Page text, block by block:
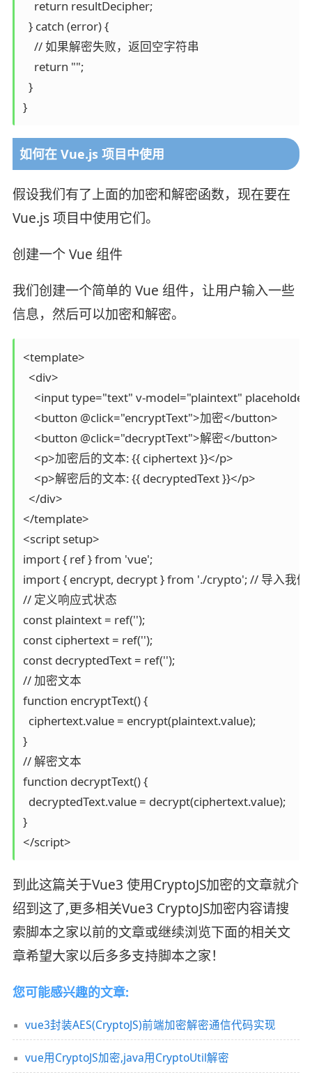
    return resultDecipher;
  } catch (error) {
    // 如果解密失败，返回空字符串
    return "";
  }
}
如何在 Vue.js 项目中使用
假设我们有了上面的加密和解密函数，现在要在
Vue.js 项目中使用它们。
创建一个 Vue 组件
我们创建一个简单的 Vue 组件，让用户输入一些
信息，然后可以加密和解密。
<template>
  <div>
<input type="text" v-model="plaintext"
    <button @click="encryptText">加密</button>
    <button @click="decryptText">解密</button>
    <p>加密后的文本: {{ ciphertext }}</p>
    <p>解密后的文本: {{ decryptedText }}</p>
  </div>
</template>
<script setup>
import { ref } from 'vue';
import { encrypt, decrypt } from './crypto'; // 导入我们
// 定义响应式状态
const plaintext = ref('');
const ciphertext = ref('');
const decryptedText = ref('');
// 加密文本
function encryptText() {
  ciphertext.value = encrypt(plaintext.value);
}
// 解密文本
function decryptText() {
  decryptedText.value = decrypt(ciphertext.value);
}
</script>
到此这篇关于Vue3 使用CryptoJS加密的文章就介
绍到这了,更多相关Vue3 CryptoJS加密内容请搜
索脚本之家以前的文章或继续浏览下面的相关文
章希望大家以后多多支持脚本之家！
您可能感兴趣的文章:
vue3封装AES(CryptoJS)前端加密解密通信代码实现
vue用CryptoJS加密,java用CryptoUtil解密